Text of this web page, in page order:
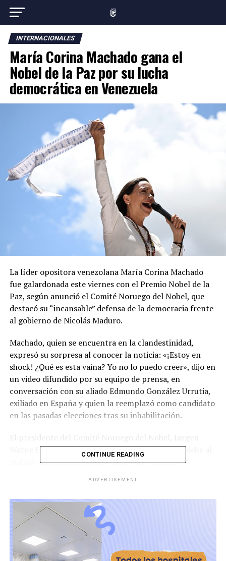
INTERNACIONALES
María Corina Machado gana el
Nobel de la Paz por su lucha
democrática en Venezuela
La líder opositora venezolana María Corina Machado
fue galardonada este viernes con el Premio Nobel de la
Paz, según anunció el Comité Noruego del Nobel, que
destacó su “incansable” defensa de la democracia frente
al gobierno de Nicolás Maduro.
Machado, quien se encuentra en la clandestinidad,
expresó su sorpresa al conocer la noticia: «¡Estoy en
shock! ¿Qué es esta vaina? Yo no lo puedo creer», dijo en
un video difundido por su equipo de prensa, en
conversación con su aliado Edmundo González Urrutia,
exiliado en España y quien la reemplazó como candidato
en las pasadas elecciones tras su inhabilitación.
Watne Frydnes, indicó que el reconocimiento se debe al
trabajo de Machado promoviendo los derechos
democracia. Además, calificó su trayectoria como uno de
los ejemplos más extraordinarios de coraje civil en
América Latina en tiempos recientes.
RELATED TOPICS:
CONTINUE READING
ADVERTISEMENT